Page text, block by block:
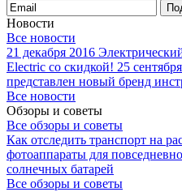
Новости
Все новости
21 декабря 2016
Electric со скидкой! 25
представлен новый бренд
Все новости
Обзоры и советы
Все обзоры и советы
Как отследить транспорт на
фотоаппараты для
солнечных батарей
Все обзоры и советы